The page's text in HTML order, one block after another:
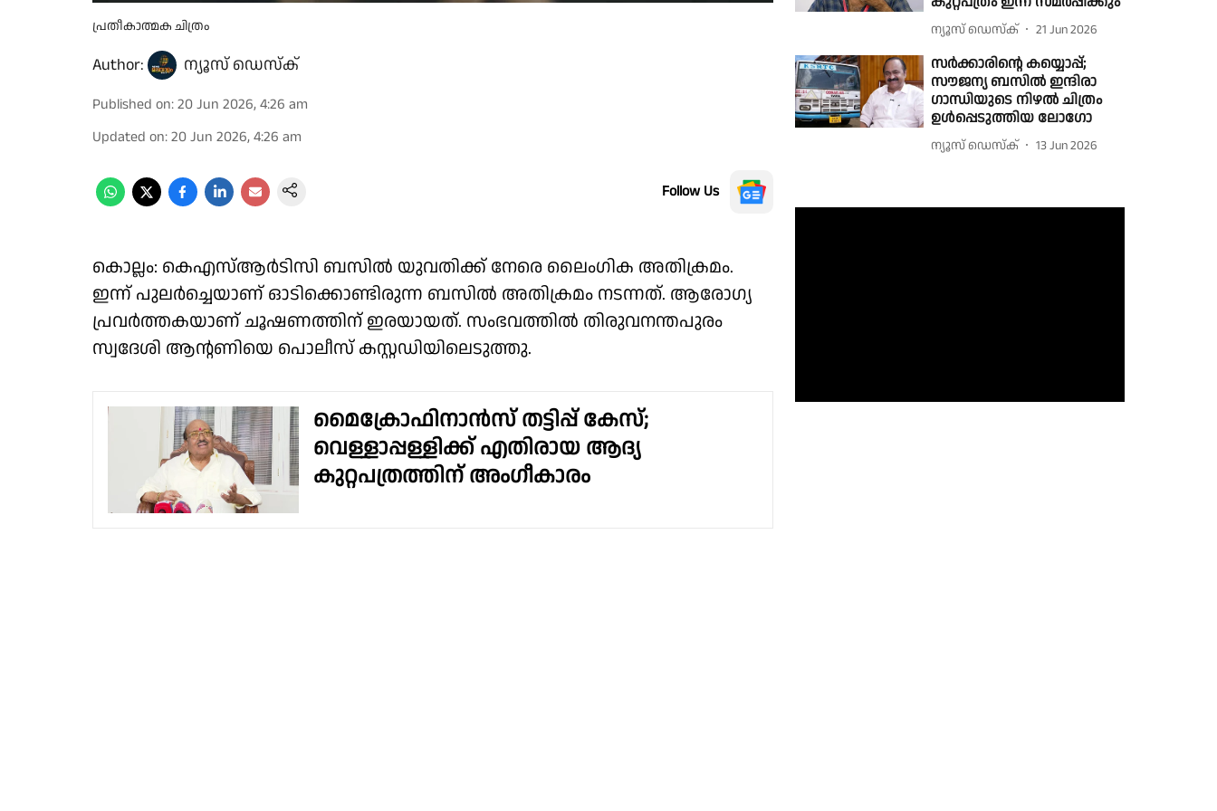
പ്രതീകാത്മക ചിത്രം
Author: ന്യൂസ് ഡെസ്ക്
Published on:20 Jun 2026, 4:26 am
Updated on:20 Jun 2026, 4:26 am
Follow Us
കൊല്ലം: കെഎസ്ആർടിസി ബസിൽ യുവതിക്ക് നേരെ ലൈംഗിക അതിക്രമം.
ഇന്ന് പുലർച്ചെയാണ് ഓടിക്കൊണ്ടിരുന്ന ബസിൽ അതിക്രമം നടന്നത്. ആരോഗ്യ
പ്രവർത്തകയാണ് ചൂഷണത്തിന് ഇരയായത്. സംഭവത്തിൽ തിരുവനന്തപുരം
സ്വദേശി ആൻ്റണിയെ പൊലീസ് കസ്റ്റഡിയിലെടുത്തു.
മൈക്രോഫിനാൻസ് തട്ടിപ്പ് കേസ്;
വെള്ളാപ്പള്ളിക്ക് എതിരായ ആദ്യ
കുറ്റപത്രത്തിന് അംഗീകാരം
ന്യൂസ് ഡെസ്ക് 21 Jun 2026
സർക്കാരിൻ്റെ കയ്യൊപ്പ്;
സൗജന്യ ബസിൽ ഇന്ദിരാ
ഗാന്ധിയുടെ നിഴൽ ചിത്രം
ഉൾപ്പെടുത്തിയ ലോഗോ
ന്യൂസ് ഡെസ്ക് 13 Jun 2026